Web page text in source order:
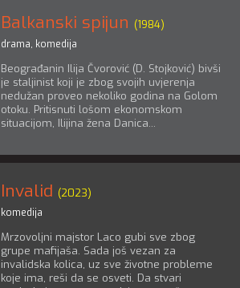
Balkanski spijun (1984)
drama, komedija
Beograđanin Ilija Čvorović (D. Stojković) bivši
je staljinist koji je zbog svojih uvjerenja
nedužan proveo nekoliko godina na Golom
otoku. Pritisnuti lošom ekonomskom
situacijom, Ilijina žena Danica...
Invalid (2023)
komedija
Mrzovoljni majstor Laco gubi sve zbog
grupe mafijaša. Sada još vezan za
invalidska kolica, uz sve životne probleme
koje ima, reši da se osveti. Da stvari